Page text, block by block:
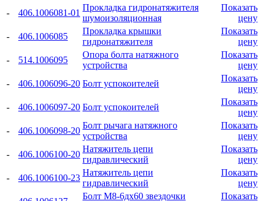
-
406.1006081-01
Прокладка гидронатяжителя
шумоизоляционная
Показать
цену
-
406.1006085
Прокладка крышки
гидронатяжителя
Показать
цену
-
514.1006095
Опора болта натяжного
устройства
Показать
цену
-
406.1006096-20 Болт успокоителей
Показать
цену
-
406.1006097-20 Болт успокоителей
Показать
цену
-
406.1006098-20
Болт рычага натяжного
устройства
Показать
цену
-
406.1006100-20
Натяжитель цепи
гидравлический
Показать
цену
-
406.1006100-23
Натяжитель цепи
гидравлический
Показать
цену
Болт М8-6дх60 звездочки
Показать